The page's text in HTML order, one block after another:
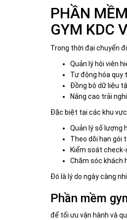
PHẦN
GYM KDC
Trong thời đại chuyển
Quản lý hội viên
Tự động hóa quy
Đồng bộ dữ liệu
Nâng cao trải
Đặc biệt tại các khu
Quản lý số lượng
Theo dõi hạn gói
Kiểm soát
Chăm sóc khách
Đó là lý do ngày càng
Phần mềm
để tối ưu vận hành và